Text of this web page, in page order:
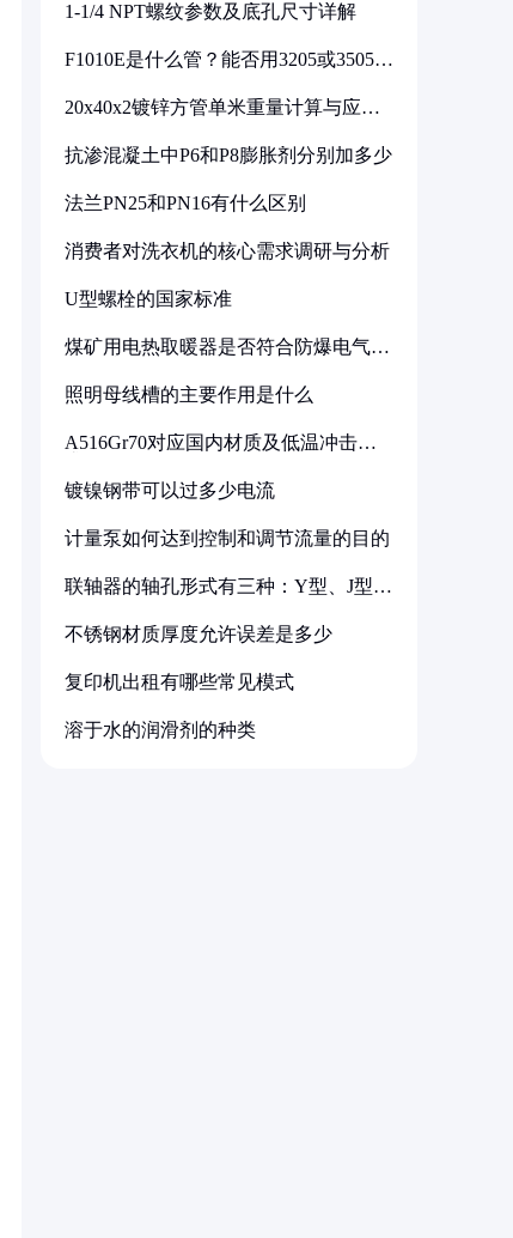
1-1/4 NPT螺纹参数及底孔尺寸详解
F1010E是什么管？能否用3205或3505代
20x40x2镀锌方管单米重量计算与应用
抗渗混凝土中P6和P8膨胀剂分别加多少
法兰PN25和PN16有什么区别
消费者对洗衣机的核心需求调研与分析
U型螺栓的国家标准
煤矿用电热取暖器是否符合防爆电气设
照明母线槽的主要作用是什么
A516Gr70对应国内材质及低温冲击要
镀镍钢带可以过多少电流
计量泵如何达到控制和调节流量的目的
联轴器的轴孔形式有三种：Y型、J型、
不锈钢材质厚度允许误差是多少
复印机出租有哪些常见模式
溶于水的润滑剂的种类